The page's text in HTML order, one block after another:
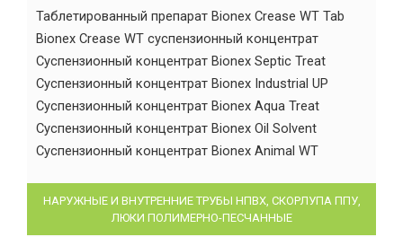
Таблетированный препарат Bionex Crease WT Tab
Bionex Crease WT суспензионный концентрат
Суспензионный концентрат Bionex Septic Treat
Суспензионный концентрат Bionex Industrial UP
Суспензионный концентрат Bionex Aqua Treat
Суспензионный концентрат Bionex Oil Solvent
Суспензионный концентрат Bionex Animal WT
НАРУЖНЫЕ И ВНУТРЕННИЕ ТРУБЫ НПВХ, СКОРЛУПА ППУ,
ЛЮКИ ПОЛИМЕРНО-ПЕСЧАННЫЕ